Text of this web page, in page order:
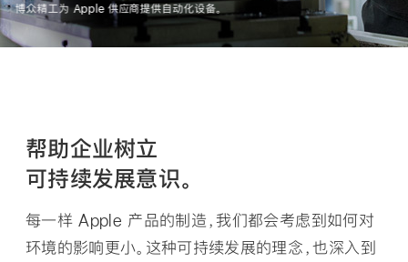
博众精工为 Apple 供应商提供自动化设备。
帮助企业树立
可持续发展意识。
每一样 Apple 产品的制造，我们都会考虑到如何对
环境的影响更小。这种可持续发展的理念，也深入到